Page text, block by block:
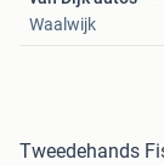
Waalwijk
Tweedehands